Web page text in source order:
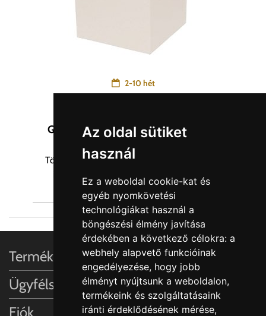
Az oldal sütiket
használ
Ez a weboldal cookie-kat és
egyéb nyomkövetési
technológiákat használ a
böngészési élmény javítása
érdekében a következő célokra: a
webhely alapvető funkcióinak
engedélyezése, hogy jobb
élményt nyújtsunk a weboldalon,
termékeink és szolgáltatásaink
iránti érdeklődésének mérése,
2-10 hét
GYÁRI LEFOLYÓ RENDSZER LUISINA
Törekszünk a termékek képanyagainak és az
információinak hiteles közlésére. Egyes...
Termékinformációk
Ügyfélszolgálat
Fiók